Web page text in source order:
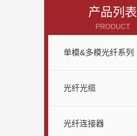
产品列表
PRODUCT
单模&多模光纤系列
光纤光缆
光纤连接器